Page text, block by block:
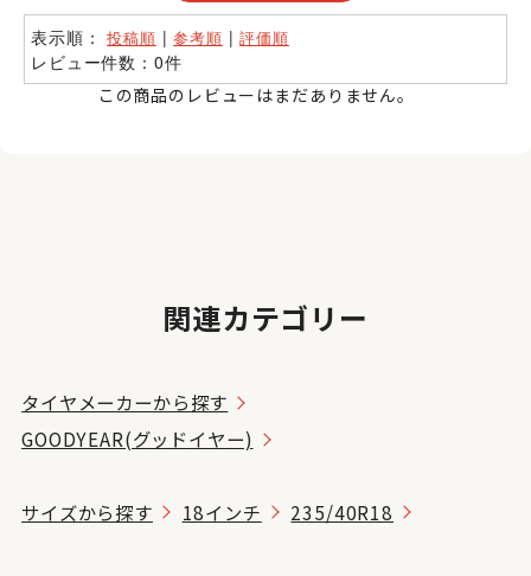
表示順：投稿順 |参考順 |評価順
レビュー件数：0件
この商品のレビューはまだありません。
関連カテゴリー
タイヤメーカーから探す
GOODYEAR(グッドイヤー)
サイズから探す 18インチ 235/40R18